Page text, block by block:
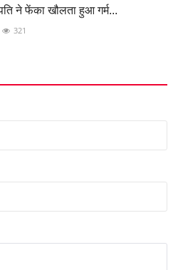
ने फेंका खौलता हुआ गर्म...
321